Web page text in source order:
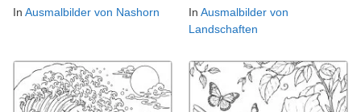
In Ausmalbilder von Nashorn
In Ausmalbilder von
Landschaften